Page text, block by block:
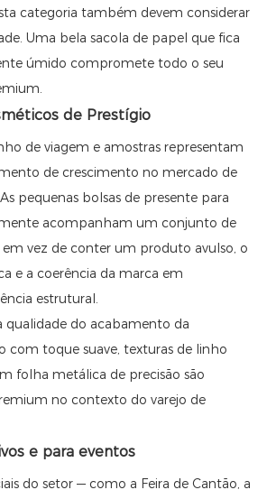
categoria também devem considerar
Uma bela sacola de papel que fica
úmido compromete todo o seu
de Prestígio
de viagem e amostras representam
de crescimento no mercado de
pequenas bolsas de presente para
acompanham um conjunto de
vez de conter um produto avulso, o
e a coerência da marca em
estrutural.
qualidade do acabamento da
com toque suave, texturas de linho
folha metálica de precisão são
no contexto do varejo de
e para eventos
do setor — como a Feira de Cantão, a